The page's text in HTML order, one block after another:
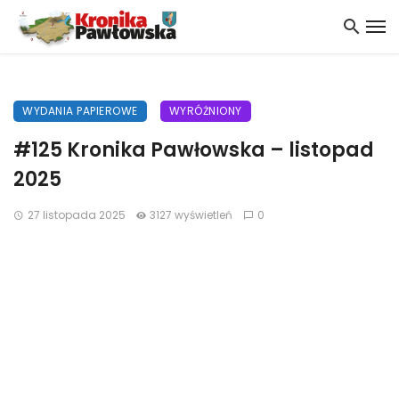
WYDANIA PAPIEROWE WYRÓŻNIONY
#125 Kronika Pawłowska – listopad
2025
27 listopada 2025 3127 wyświetleń 0